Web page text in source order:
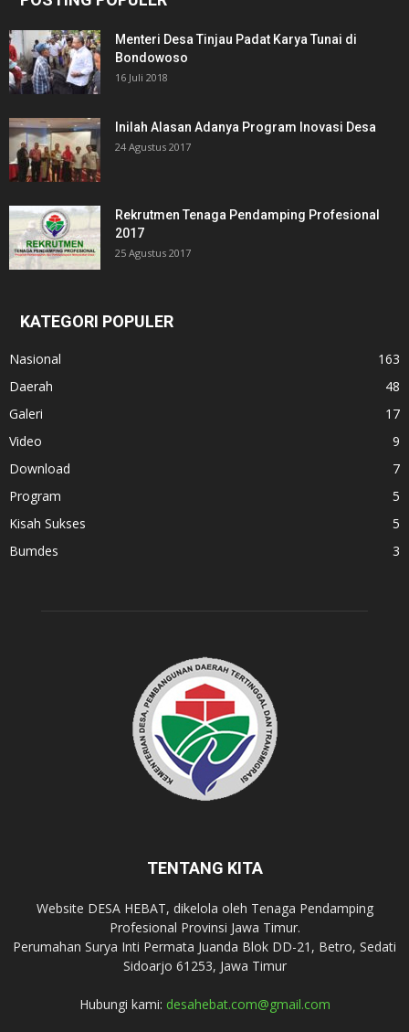
Menteri Desa Tinjau Padat Karya Tunai di
Bondowoso
16 Juli 2018
Inilah Alasan Adanya Program Inovasi Desa
24 Agustus 2017
Rekrutmen Tenaga Pendamping Profesional
2017
25 Agustus 2017
KATEGORI POPULER
Nasional
163
Daerah
48
Galeri
17
Video
9
Download
7
Program
5
Kisah Sukses
5
Bumdes
3
TENTANG KITA
Website DESA HEBAT, dikelola oleh Tenaga Pendamping
Profesional Provinsi Jawa Timur.
Perumahan Surya Inti Permata Juanda Blok DD-21, Betro, Sedati
Sidoarjo 61253, Jawa Timur
Hubungi kami: desahebat.com@gmail.com